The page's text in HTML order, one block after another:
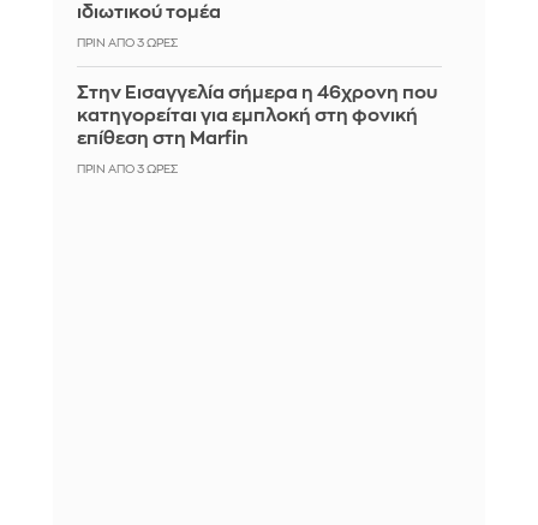
ιδιωτικού τομέα
ΠΡΙΝ ΑΠΌ 3 ΏΡΕΣ
Στην Εισαγγελία σήμερα η 46χρονη που
κατηγορείται για εμπλοκή στη φονική
επίθεση στη Marfin
ΠΡΙΝ ΑΠΌ 3 ΏΡΕΣ